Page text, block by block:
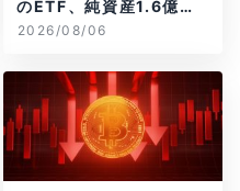
のETF、純資産1.6億ド
ル減
2026/08/06